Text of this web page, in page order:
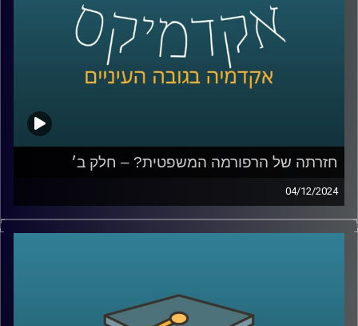
קרדיט תמונות:AudioVersity
חזרתה של הרפורמה המשפטית? – חלק ב׳
04/12/2024
בפרק הקודם עשינו סדר במושגי היסוד, מה כוללת הרפורמה
המשפטית, מה היא בכלל פסקת ההתגברות, עילת הסבירות,
ובהונגריה ומה נקודות השוני והדמיון בינינו לבינםהיום נדבר
עוד על ביקורת שיפוטית, האם התזמון של פרסום פסק הדין